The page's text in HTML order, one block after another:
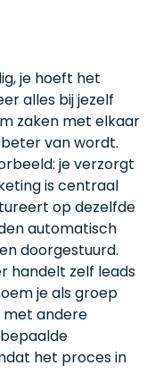
je hoeft het
alles bij jezelf
zaken met elkaar
van wordt.
je verzorgt
is centraal
op dezelfde
automatisch
doorgestuurd.
handelt zelf leads
je als groep
met andere
het proces in